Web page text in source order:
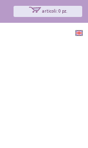
articoli: 0 pz.